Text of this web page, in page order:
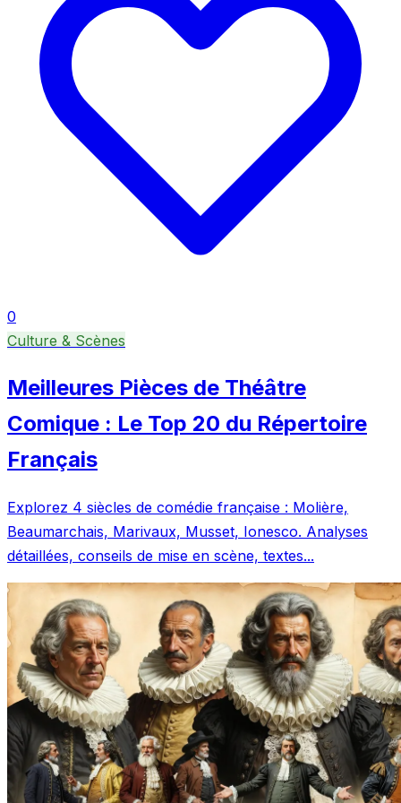
0
Culture & Scènes
Meilleures Pièces de Théâtre
Comique : Le Top 20 du Répertoire
Français
Explorez 4 siècles de comédie française : Molière,
Beaumarchais, Marivaux, Musset, Ionesco. Analyses
détaillées, conseils de mise en scène, textes...